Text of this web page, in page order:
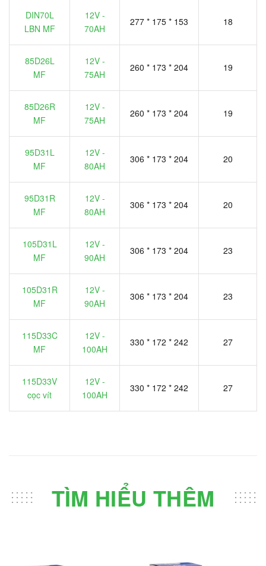
DIN70L
LBN MF
12V -
70AH
277 * 175 * 153 18
85D26L
MF
12V -
75AH
260 * 173 * 204 19
85D26R
MF
12V -
75AH
260 * 173 * 204 19
95D31L
MF
12V -
80AH
306 * 173 * 204 20
95D31R
MF
12V -
80AH
306 * 173 * 204 20
105D31L
MF
12V -
90AH
306 * 173 * 204 23
105D31R
MF
12V -
90AH
306 * 173 * 204 23
115D33C
MF
12V -
100AH
330 * 172 * 242 27
115D33V
cọc vít
12V -
100AH
330 * 172 * 242 27
TÌM HIỂU THÊM